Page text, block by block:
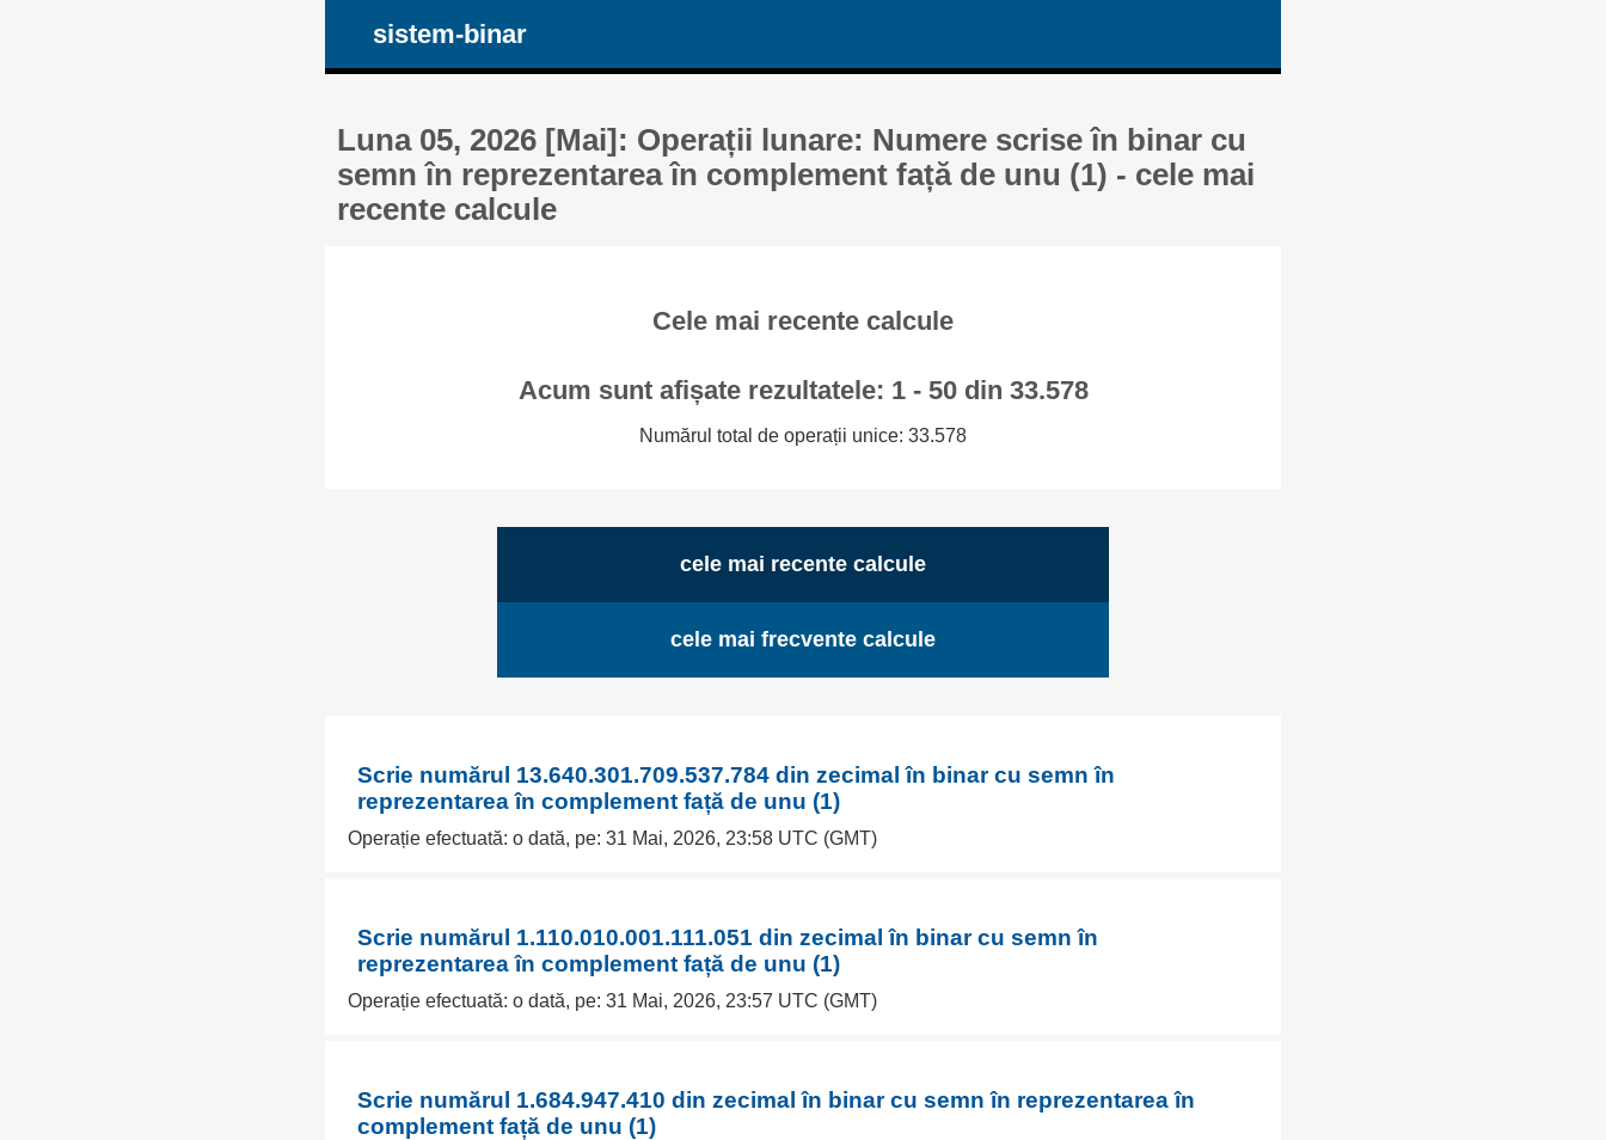
sistem-binar
Luna 05, 2026 [Mai]: Operații lunare: Numere scrise în binar cu
semn în reprezentarea în complement față de unu (1) - cele mai
recente calcule
Cele mai recente calcule
Acum sunt afișate rezultatele: 1 - 50 din 33.578
Numărul total de operații unice: 33.578
cele mai recente calcule
cele mai frecvente calcule
Scrie numărul 13.640.301.709.537.784 din zecimal în binar cu semn în
reprezentarea în complement față de unu (1)
Operație efectuată: o dată, pe: 31 Mai, 2026, 23:58 UTC (GMT)
Scrie numărul 1.110.010.001.111.051 din zecimal în binar cu semn în
reprezentarea în complement față de unu (1)
Operație efectuată: o dată, pe: 31 Mai, 2026, 23:57 UTC (GMT)
Scrie numărul 1.684.947.410 din zecimal în binar cu semn în reprezentarea în
complement față de unu (1)